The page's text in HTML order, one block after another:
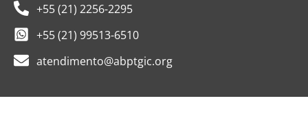
+55 (21) 2256-2295
+55 (21) 99513-6510
atendimento@abptgic.org